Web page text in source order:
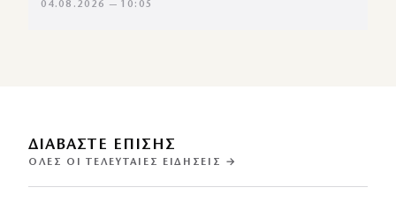
04.08.2026 — 10:05
ΔΙΑΒΑΣΤΕ ΕΠΙΣΗΣ
ΌΛΕΣ ΟΙ ΤΕΛΕΥΤΑΊΕΣ ΕΙΔΉΣΕΙΣ →